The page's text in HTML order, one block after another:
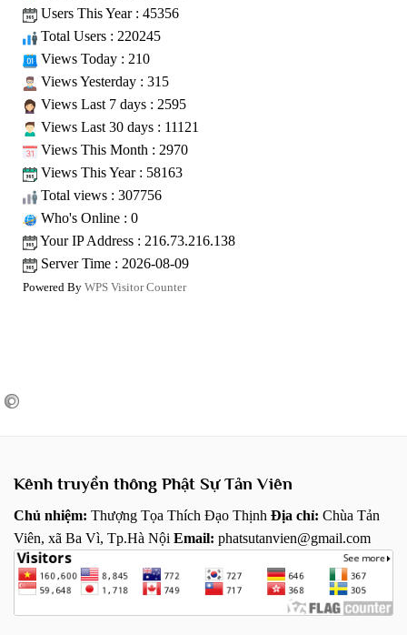
Users This Year : 45356
Total Users : 220245
Views Today : 210
Views Yesterday : 315
Views Last 7 days : 2595
Views Last 30 days : 11121
Views This Month : 2970
Views This Year : 58163
Total views : 307756
Who's Online : 0
Your IP Address : 216.73.216.138
Server Time : 2026-08-09
Powered By WPS Visitor Counter
Kênh truyền thông Phật Sự Tản Viên
Chủ nhiệm: Thượng Tọa Thích Đạo Thịnh Địa chỉ: Chùa Tản
Viên, xã Ba Vì, Tp.Hà Nội Email: phatsutanvien@gmail.com